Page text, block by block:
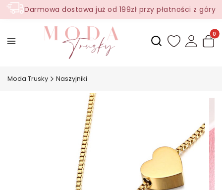
Darmowa dostawa już od 199zł przy płatności z góry
Otwórz
Moda Trusky Naszyjniki